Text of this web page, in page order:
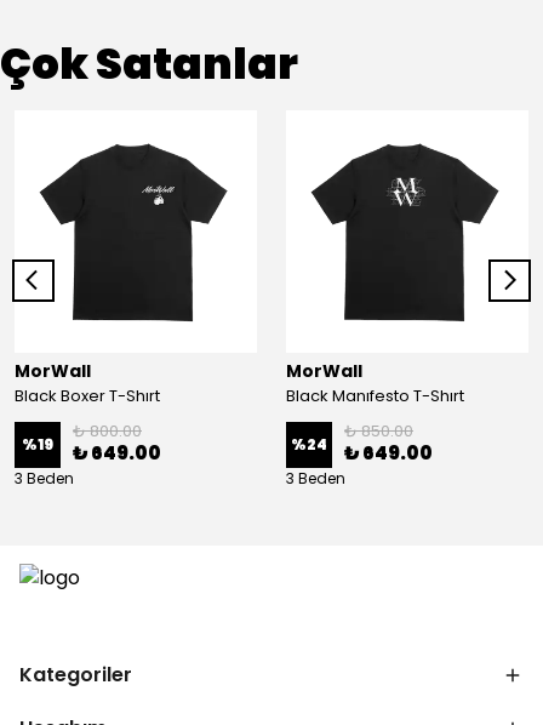
Çok Satanlar
MorWall
Black Boxer T-Shırt
%19
₺ 800.00
₺ 649.00
3 Beden
MorWall
Black Manıfesto T-Shırt
%24
₺ 850.00
₺ 649.00
3 Beden
Kategoriler